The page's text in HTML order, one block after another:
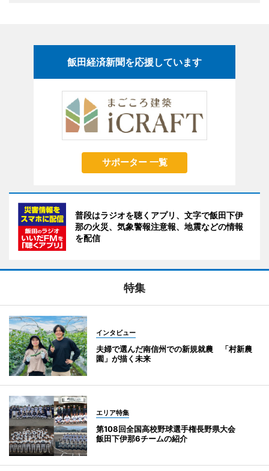
飯田経済新聞を応援しています
サポーター 一覧
普段はラジオを聴くアプリ、文字で飯田下伊
那の火災、気象警報注意報、地震などの情報
を配信
特集
インタビュー
夫婦で選んだ南信州での新規就農 「村新農
園」が描く未来
エリア特集
第108回全国高校野球選手権長野県大会
飯田下伊那6チームの紹介